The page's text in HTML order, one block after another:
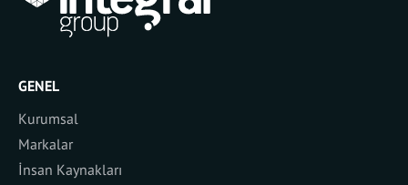
GENEL
Kurumsal
Markalar
İnsan Kaynakları